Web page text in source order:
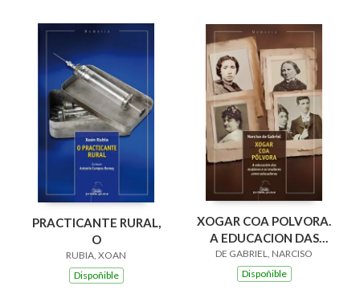
PRACTICANTE RURAL,
O
RUBIA, XOAN
Dispoñible
XOGAR COA POLVORA.
A EDUCACION DAS
MULLERES E AS
MULLERES COMO
DE GABRIEL, NARCISO
Dispoñible